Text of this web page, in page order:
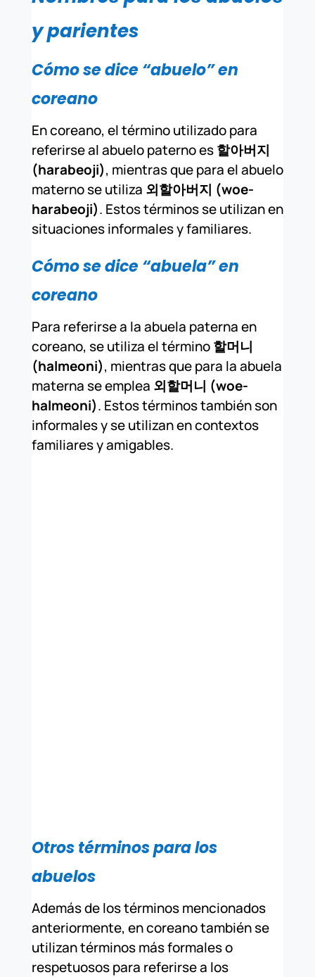
y parientes
Cómo se dice “abuelo” en
coreano
En coreano, el término utilizado para
referirse al abuelo paterno es할아버지
(harabeoji), mientras que para el abuelo
materno se utiliza 외할아버지 (woe-
harabeoji). Estos términos se utilizan en
situaciones informales y familiares.
Cómo se dice “abuela” en
coreano
Para referirse a la abuela paterna en
coreano, se utiliza el término할머니
(halmeoni), mientras que para la abuela
materna se emplea 외할머니 (woe-
halmeoni). Estos términos también son
informales y se utilizan en contextos
familiares y amigables.
Otros términos para los
abuelos
Además de los términos mencionados
anteriormente, en coreano también se
utilizan términos más formales o
respetuosos para referirse a los